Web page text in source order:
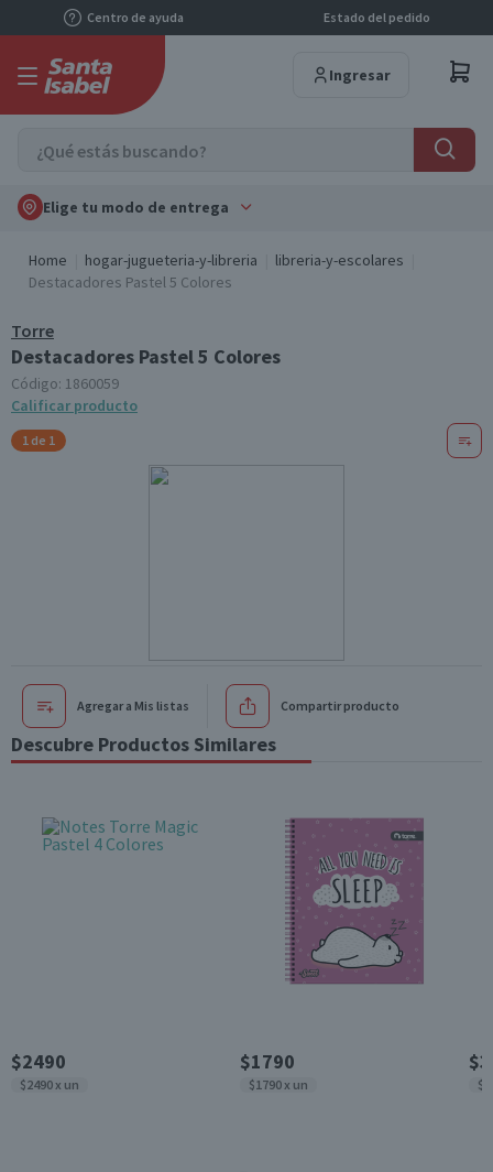
Centro de ayuda Estado del pedido
Ingresar
Elige tu modo de entrega
Home hogar-jugueteria-y-libreria
libreria-y-escolares
Destacadores Pastel 5 Colores
Torre
Destacadores Pastel 5 Colores
Código: 1860059
Calificar producto
1 de 1
Agregar a Mis listas Compartir producto
Descubre Productos Similares
$2490
$2490 x un
$1790
$1790 x un